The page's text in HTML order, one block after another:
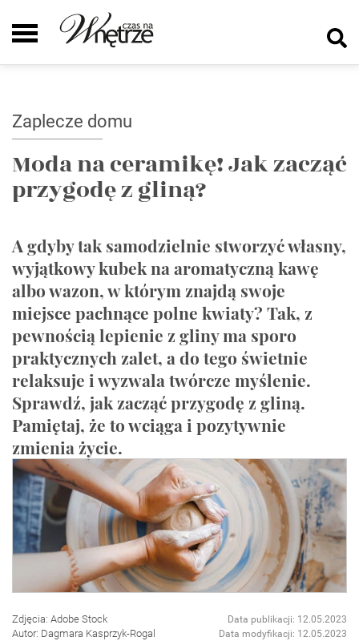
Zaplecze domu
Moda na ceramikę! Jak zacząć
przygodę z gliną?
A gdyby tak samodzielnie stworzyć własny,
wyjątkowy kubek na aromatyczną kawę
albo wazon, w którym znajdą swoje
miejsce pachnące polne kwiaty? Tak, z
pewnością lepienie z gliny ma sporo
praktycznych zalet, a do tego świetnie
relaksuje i wyzwala twórcze myślenie.
Sprawdź, jak zacząć przygodę z gliną.
Pamiętaj, że to wciąga i pozytywnie
zmienia życie.
Zdjęcia: Adobe Stock
Autor: Dagmara Kasprzyk-Rogal
Data publikacji: 12.05.2023
Data modyfikacji: 12.05.2023